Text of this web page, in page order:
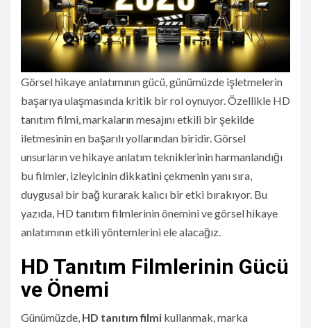
Görsel hikaye anlatımının gücü, günümüzde işletmelerin
başarıya ulaşmasında kritik bir rol oynuyor. Özellikle HD
tanıtım filmi, markaların mesajını etkili bir şekilde
iletmesinin en başarılı yollarından biridir. Görsel
unsurların ve hikaye anlatım tekniklerinin harmanlandığı
bu filmler, izleyicinin dikkatini çekmenin yanı sıra,
duygusal bir bağ kurarak kalıcı bir etki bırakıyor. Bu
yazıda, HD tanıtım filmlerinin önemini ve görsel hikaye
anlatımının etkili yöntemlerini ele alacağız.
HD Tanıtım Filmlerinin Gücü
ve Önemi
Günümüzde, HD tanıtım filmi kullanmak, marka